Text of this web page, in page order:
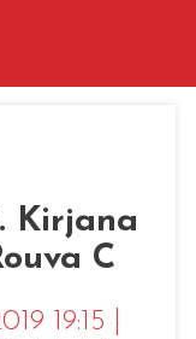
Kirjana
C
19:15